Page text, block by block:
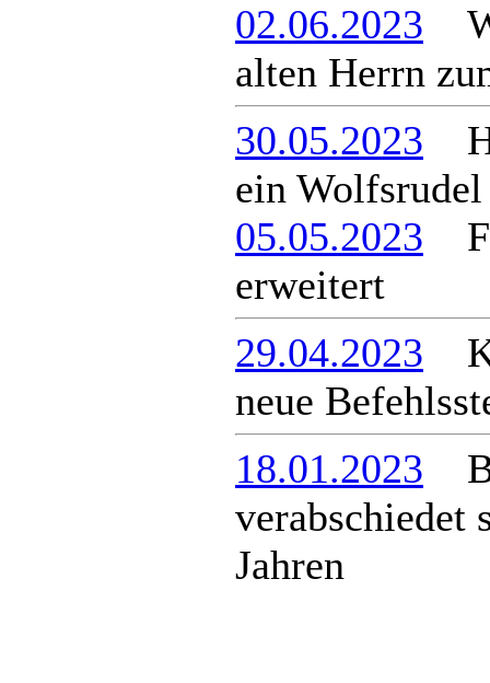
02.06.2023
alten Herrn
30.05.2023
ein Wolfsrudel
05.05.2023
erweitert
29.04.2023
neue
18.01.2023
verabschiedet
Jahren